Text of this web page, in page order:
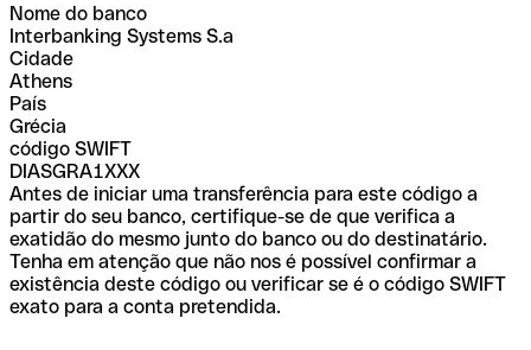
Nome do banco
Interbanking Systems S.a
Cidade
Athens
País
Grécia
código SWIFT
DIASGRA1XXX
Antes de iniciar uma transferência para este código a
partir do seu banco, certifique-se de que verifica a
exatidão do mesmo junto do banco ou do destinatário.
Tenha em atenção que não nos é possível confirmar a
existência deste código ou verificar se é o código SWIFT
exato para a conta pretendida.